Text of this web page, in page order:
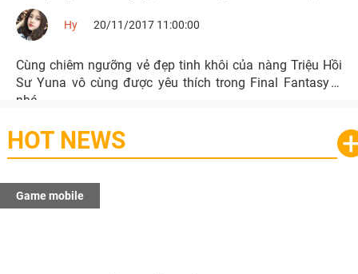
Hy 20/11/2017 11:00:00
Cùng chiêm ngưỡng vẻ đẹp tinh khôi của nàng Triệu Hồi
Sư Yuna vô cùng được yêu thích trong Final Fantasy X
nhé.
HOT NEWS
Game mobile